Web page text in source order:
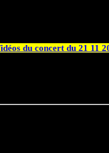
du concert du 21 11